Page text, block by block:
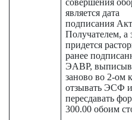
является дата
подписания
Получателем, а
придется
ранее
ЭАВР,
заново во 2-ом
отзывать ЭСФ и
пересдавать
300.00 обоим